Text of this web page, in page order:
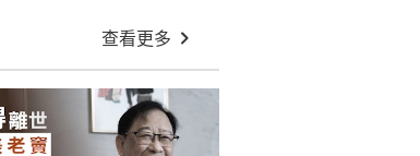
查看更多